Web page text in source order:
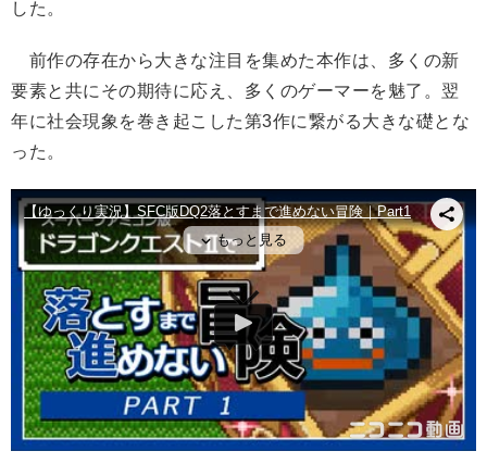
した。
前作の存在から大きな注目を集めた本作は、多くの新
要素と共にその期待に応え、多くのゲーマーを魅了。翌
年に社会現象を巻き起こした第3作に繋がる大きな礎とな
った。